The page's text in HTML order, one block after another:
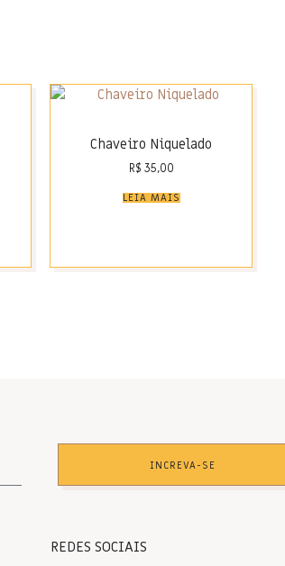
Chaveiro Niquelado
R$ 35,00
LEIA MAIS
INCREVA-SE
REDES SOCIAIS